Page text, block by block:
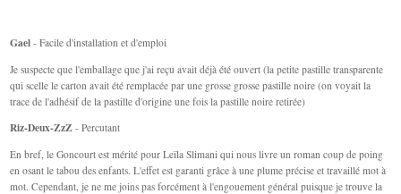
Gael - Facile d'installation et d'emploi
Je suspecte que l'emballage que j'ai reçu avait déjà été ouvert (la petite pastille transparente
qui scelle le carton avait été remplacée par une grosse grosse pastille noire (on voyait la
trace de l'adhésif de la pastille d'origine une fois la pastille noire retirée)
Riz-Deux-ZzZ - Percutant
En bref, le Goncourt est mérité pour Leïla Slimani qui nous livre un roman coup de poing
en osant le tabou des enfants. L'effet est garanti grâce à une plume précise et travaillé mot à
mot. Cependant, je ne me joins pas forcément à l'engouement général puisque je trouve la